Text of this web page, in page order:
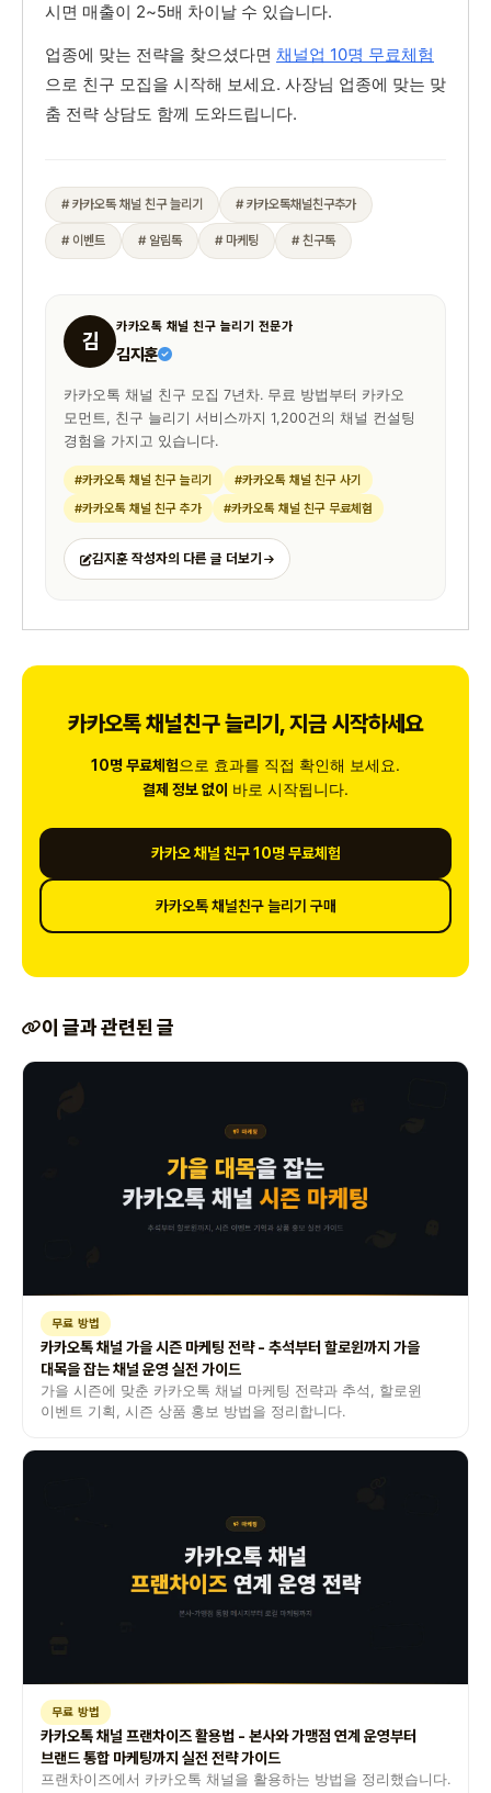
시면 매출이 2~5배 차이날 수 있습니다.
업종에 맞는 전략을 찾으셨다면 채널업 10명 무료체험
으로 친구 모집을 시작해 보세요. 사장님 업종에 맞는 맞
춤 전략 상담도 함께 도와드립니다.
# 카카오톡 채널 친구 늘리기 # 카카오톡채널친구추가
# 이벤트 # 알림톡 # 마케팅 # 친구톡
김
카카오톡 채널 친구 늘리기 전문가
김지훈
카카오톡 채널 친구 모집 7년차. 무료 방법부터 카카오
모먼트, 친구 늘리기 서비스까지 1,200건의 채널 컨설팅
경험을 가지고 있습니다.
#카카오톡 채널 친구 늘리기
#카카오톡 채널 친구 사기
#카카오톡 채널 친구 추가
#카카오톡 채널 친구 무료체험
김지훈 작성자의 다른 글 더보기
카카오톡 채널친구 늘리기, 지금 시작하세요
10명 무료체험으로 효과를 직접 확인해 보세요.
결제 정보 없이 바로 시작됩니다.
카카오 채널 친구 10명 무료체험
카카오톡 채널친구 늘리기 구매
이 글과 관련된 글
무료 방법
카카오톡 채널 가을 시즌 마케팅 전략 - 추석부터 할로윈까지 가을
대목을 잡는 채널 운영 실전 가이드
가을 시즌에 맞춘 카카오톡 채널 마케팅 전략과 추석, 할로윈
이벤트 기획, 시즌 상품 홍보 방법을 정리합니다.
무료 방법
카카오톡 채널 프랜차이즈 활용법 - 본사와 가맹점 연계 운영부터
브랜드 통합 마케팅까지 실전 전략 가이드
프랜차이즈에서 카카오톡 채널을 활용하는 방법을 정리했습니다.